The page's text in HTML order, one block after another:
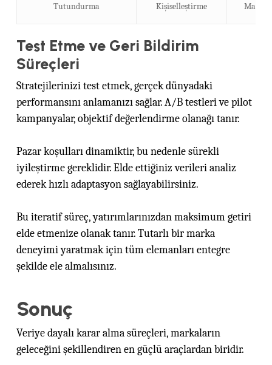
Tutundurma Kişiselleştirme Marka
Test Etme ve Geri Bildirim
Süreçleri
Stratejilerinizi test etmek, gerçek dünyadaki
performansını anlamanızı sağlar. A/B testleri ve pilot
kampanyalar, objektif değerlendirme olanağı tanır.
Pazar koşulları dinamiktir, bu nedenle sürekli
iyileştirme gereklidir. Elde ettiğiniz verileri analiz
ederek hızlı adaptasyon sağlayabilirsiniz.
Bu iteratif süreç, yatırımlarınızdan maksimum getiri
elde etmenize olanak tanır. Tutarlı bir marka
deneyimi yaratmak için tüm elemanları entegre
şekilde ele almalısınız.
Sonuç
Veriye dayalı karar alma süreçleri, markaların
geleceğini şekillendiren en güçlü araçlardan biridir.